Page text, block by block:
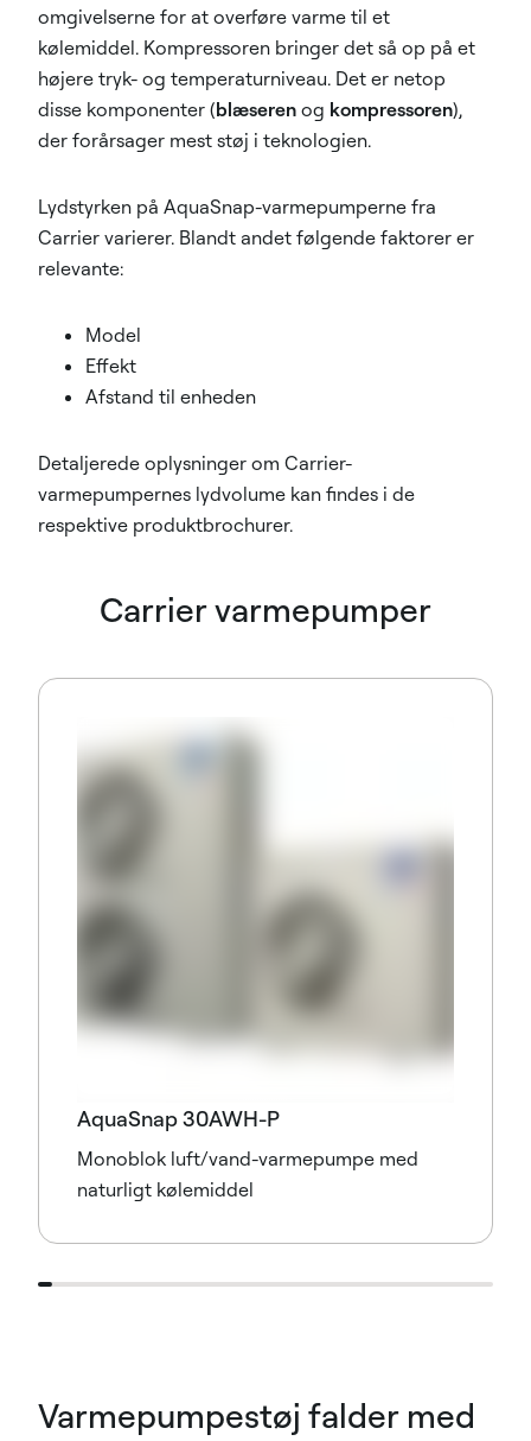
omgivelserne for at overføre varme til et
kølemiddel. Kompressoren bringer det så op på et
højere tryk- og temperaturniveau. Det er netop
disse komponenter (blæseren og kompressoren),
der forårsager mest støj i teknologien.
Lydstyrken på AquaSnap-varmepumperne fra
Carrier varierer. Blandt andet følgende faktorer er
relevante:
Model
Effekt
Afstand til enheden
Detaljerede oplysninger om Carrier-
varmepumpernes lydvolume kan findes i de
respektive produktbrochurer.
Carrier varmepumper
AquaSnap 30AWH-P
Monoblok luft/vand-varmepumpe med
naturligt kølemiddel
Varmepumpestøj falder med